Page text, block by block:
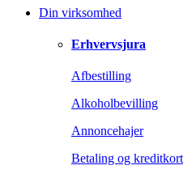
Din virksomhed
Erhvervsjura
Afbestilling
Alkoholbevilling
Annoncehajer
Betaling og kreditkort